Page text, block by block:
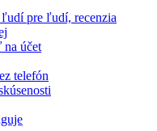
pre ľudí, recenzia
na účet
telefón